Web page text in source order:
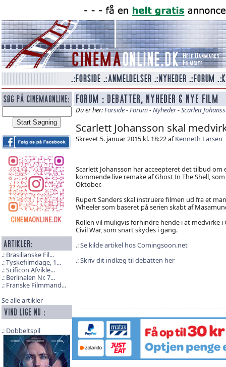
Brasilianske Fil...
Tyskefilmdage, 1...
Scificon Afvikle...
Berlinalen Nr. 7...
Franske Filmmand...
Se alle artikler
Dobbeltspil
Du er her:Forside-Forum-Nyheder-Scarlett
Scarlett Johansson skal
Skrevet 5. januar 2015 kl. 18:22 afKenneth Larsen
Scarlett Johansson har acceepteret det tilbud om
kommende live remake af Ghost In The Shell,
Oktober.
Rupert Sanders skal instruere filmen ud fra et
Wheeler som baseret på serien skabt af
Rollen vil muligvis forhindre hende i at medvirke i
Civil War, som snart skydes i gang.
Se kilde artikel hos Comingsoon.net
Skriv dit indlæg til debatten her